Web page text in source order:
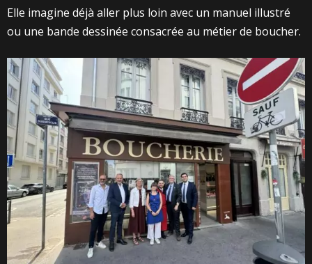
Elle imagine déjà aller plus loin avec un manuel illustré
ou une bande dessinée consacrée au métier de boucher.